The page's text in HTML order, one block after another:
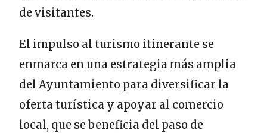
de visitantes.
El impulso al turismo itinerante se
enmarca en una estrategia más amplia
del Ayuntamiento para diversificar la
oferta turística y apoyar al comercio
local, que se beneficia del paso de